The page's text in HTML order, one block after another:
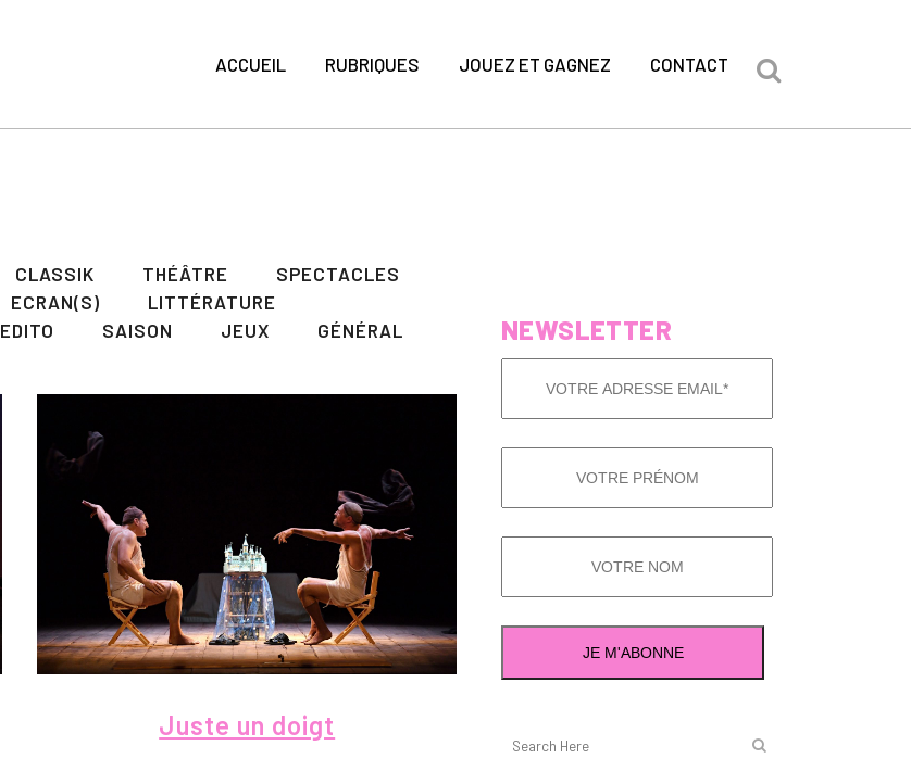
ACCUEIL RUBRIQUES JOUEZ ET GAGNEZ CONTACT
CLASSIK THÉÂTRE
SPECTACLES
ECRAN(S)
LITTÉRATURE
EDITO SAISON JEUX GÉNÉRAL
Juste un doigt
NEWSLETTER